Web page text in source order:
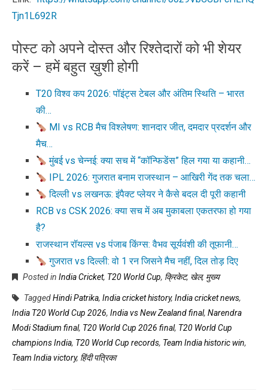
Tjn1L692R
पोस्ट को अपने दोस्त और रिश्तेदारों को भी शेयर
करें – हमें बहुत ख़ुशी होगी
T20 विश्व कप 2026: पॉइंट्स टेबल और अंतिम स्थिति – भारत
की…
MI vs RCB मैच विश्लेषण: शानदार जीत, दमदार प्रदर्शन और
मैच…
मुंबई vs चेन्नई: क्या सच में “कॉन्फिडेंस” हिल गया या कहानी…
IPL 2026: गुजरात बनाम राजस्थान – आखिरी गेंद तक चला…
दिल्ली vs लखनऊ: इंपैक्ट प्लेयर ने कैसे बदल दी पूरी कहानी
RCB vs CSK 2026: क्या सच में अब मुकाबला एकतरफा हो गया
है?
राजस्थान रॉयल्स vs पंजाब किंग्स: वैभव सूर्यवंशी की तूफानी…
गुजरात vs दिल्ली: वो 1 रन जिसने मैच नहीं, दिल तोड़ दिए
Posted in India Cricket, T20 World Cup, क्रिकेट, खेल, मुख्य
TaggedHindi Patrika, India cricket history, India cricket news,
India T20 World Cup 2026, India vs New Zealand final, Narendra
Modi Stadium final, T20 World Cup 2026 final, T20 World Cup
champions India, T20 World Cup records, Team India historic win,
Team India victory, हिंदी पत्रिका